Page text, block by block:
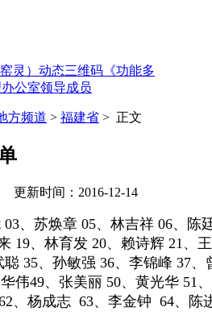
灵）动态三维码《功能多
公室领导成员
方频道 > 福建省 > 正文
更新时间：2016-12-14
、苏焕章 05、林吉祥 06、
19、林育发 20、赖诗辉 21、
聪 35、孙敏强 36、李锦峰 37
伟49、张美丽 50、黄光华 51
、杨成志 63、李金钟 64、陈